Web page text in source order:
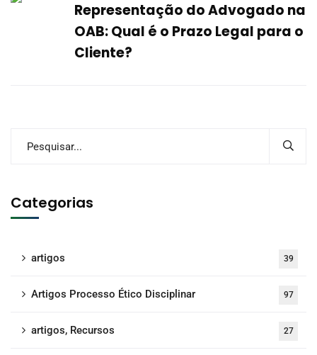
Representação do Advogado na
OAB: Qual é o Prazo Legal para o
Cliente?
Categorias
artigos 39
Artigos Processo Ético Disciplinar 97
artigos, Recursos 27